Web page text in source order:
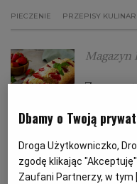
FIT
DO
PIECZENIE PRZEPISY
Magazyn
7
ciasta
CIASTA DOMOWE OWOCE
Dbamy o Twoją
Droga Użytkowniczko,
zgodę klikając
Zaufani Partnerzy, w tym